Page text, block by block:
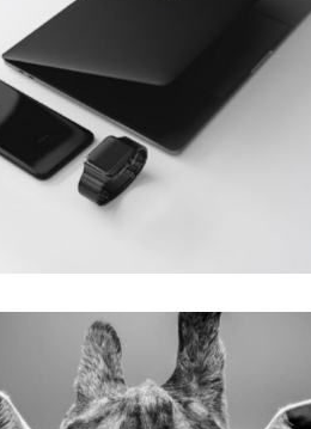
Design
BIG IMAGES